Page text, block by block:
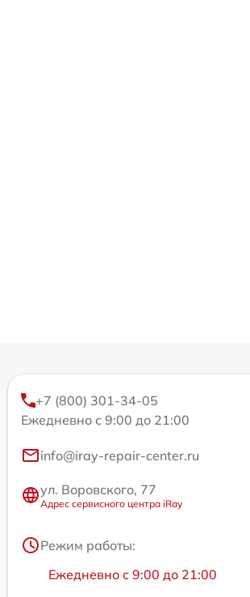
+7 (800) 301-34-05
Ежедневно с 9:00 до 21:00
info@iray-repair-center.ru
ул. Воровского, 77
Адрес сервисного центра iRay
Режим работы:
Ежедневно с 9:00 до 21:00